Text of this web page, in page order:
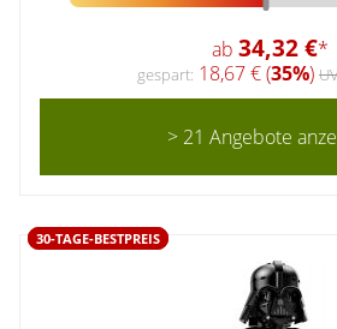
ab 34,32 €*
gespart: 18,67 € (35%)
> 21 Angebote
30-TAGE-BESTPREIS